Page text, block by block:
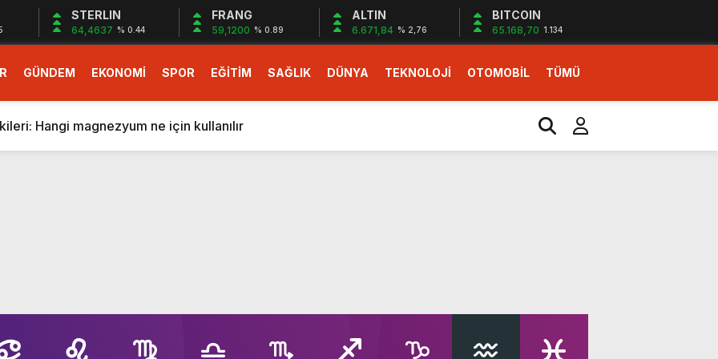
STERLIN
64,4637 % 0.44
FRANG
59,1200 % 0.89
ALTIN
6.671,84 % 2,76
BITCOIN
65.168,70 1.134
GÜNDEM EKONOMİ SPOR EĞİTİM SAĞLIK DÜNYA TEKNOLOJİ OTOMOBİL TÜMÜ
dev teklif
gelecek yeni özellikler belli oldu
Hangi magnezyum ne için kullanılır
başlıyor